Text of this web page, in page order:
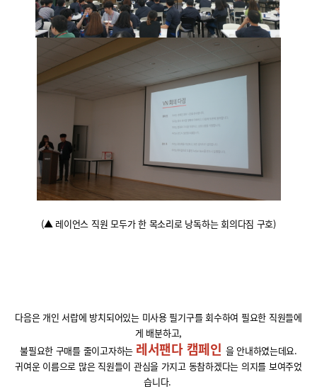
(▲ 레이언스 직원 모두가 한 목소리로 낭독하는 회의다짐 구호)
다음은 개인 서랍에 방치되어있는 미사용 필기구를 회수하여 필요한 직원들에
게 배분하고,
불필요한 구매를 줄이고자하는 레서팬다 캠페인 을 안내하였는데요.
귀여운 이름으로 많은 직원들이 관심을 가지고 동참하겠다는 의지를 보여주었
습니다.